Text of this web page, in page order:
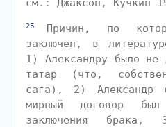
см.: Джаксон, Кучкин
25
Причин, по
заключен, в
1) Александру было не
татар (что,
сага), 2) Александр
мирный договор
заключения брака,